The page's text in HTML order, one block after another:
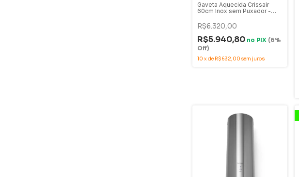
Gaveta Aquecida Crissair
60cm Inox sem Puxador -
R$6.320,00
R$5.940,80 no PIX (6%
Off)
10 xde R$632,00 sem juros